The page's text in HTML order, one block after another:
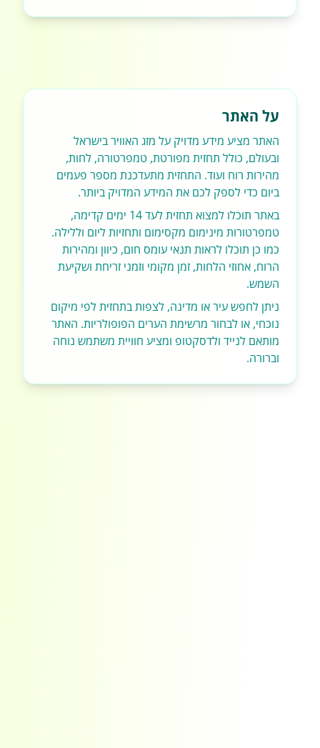
על האתר
האתר מציע מידע מדויק על מזג האוויר בישראל
ובעולם, כולל תחזית מפורטת, טמפרטורה, לחות,
מהירות רוח ועוד. התחזית מתעדכנת מספר פעמים
ביום כדי לספק לכם את המידע המדויק ביותר.
באתר תוכלו למצוא תחזית לעד 14 ימים קדימה,
טמפרטורות מינימום מקסימום ותחזיות ליום וללילה.
כמו כן תוכלו לראות תנאי עומס חום, כיוון ומהירות
הרוח, אחוזי הלחות, זמן מקומי וזמני זריחת ושקיעת
השמש.
ניתן לחפש עיר או מדינה, לצפות בתחזית לפי מיקום
נוכחי, או לבחור מרשימת הערים הפופולריות. האתר
מותאם לנייד ולדסקטופ ומציע חוויית משתמש נוחה
וברורה.